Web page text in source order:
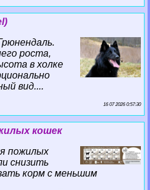
роста,
в холке
вид....
16 07 2026 0:57:30
кошек
пожилых
снизить
корм с меньшим